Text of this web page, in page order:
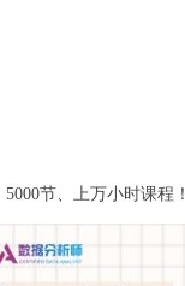
节、上万小时课程！